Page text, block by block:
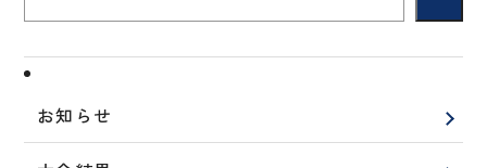
お知らせ